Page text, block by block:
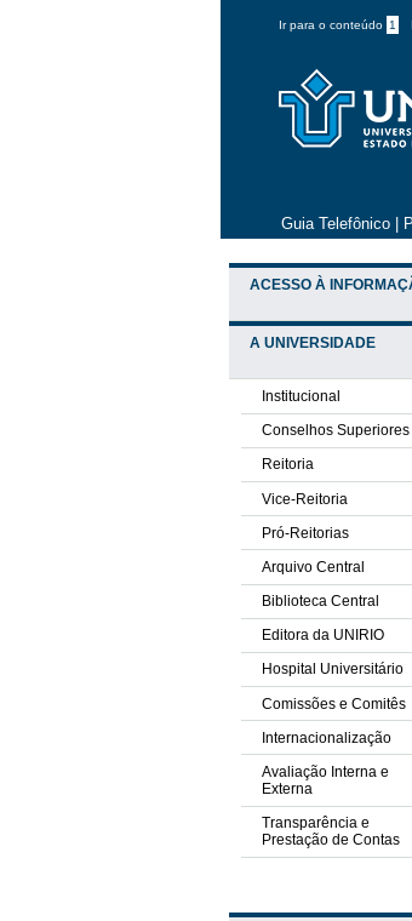
Ir para o conteúdo 1
Guia Telefônico
ACESSO À
A UNIVERSIDADE
Institucional
Conselhos Superiores
Reitoria
Vice-Reitoria
Pró-Reitorias
Arquivo Central
Biblioteca Central
Editora da UNIRIO
Hospital Universitário
Comissões e Comitês
Internacionalização
Avaliação Interna e
Externa
Transparência e
Prestação de Contas